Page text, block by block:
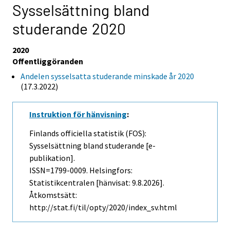
Sysselsättning bland
studerande 2020
2020
Offentliggöranden
Andelen sysselsatta studerande minskade år 2020
(17.3.2022)
Instruktion för hänvisning:
Finlands officiella statistik (FOS):
Sysselsättning bland studerande [e-
publikation].
ISSN=1799-0009. Helsingfors:
Statistikcentralen [hänvisat: 9.8.2026].
Åtkomstsätt:
http://stat.fi/til/opty/2020/index_sv.html